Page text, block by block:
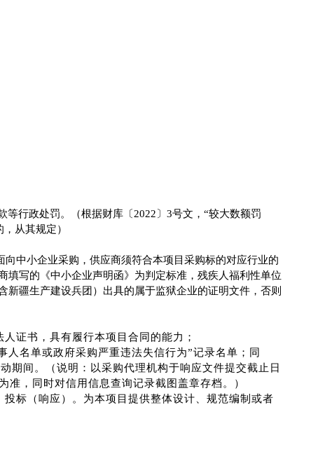
等行政处罚。（根据财库〔 2022〕3号文，“较大数额罚
从其规定）
中小企业采购， 供应商须符合本项目采购标的对应行业的
写的《中小企业声明函》为判定标准，残疾人福利性单位
疆生产建设兵团）出具的属于监狱企业的证明文件，否则
证书，具有履行本项目合同的能力 ；
人名单或政府采购严重违法失信行为”记录名单；同
期间。（说明：以采购代理机构于响应文件提交截止日
准 ， 同时对信用信息查询记录截图盖章存档。）
标（响应）。为本项目提供整体设计、规范编制或者